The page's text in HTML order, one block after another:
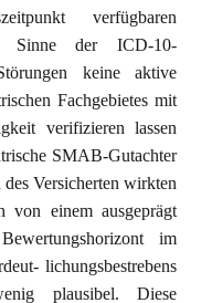
verfügbaren
Sinne der ICD-10-
keine aktive
Fachgebietes mit
verifizieren lassen
SMAB-Gutachter
Versicherten wirkten
von einem ausgeprägt
im
lichungsbestrebens
plausibel. Diese